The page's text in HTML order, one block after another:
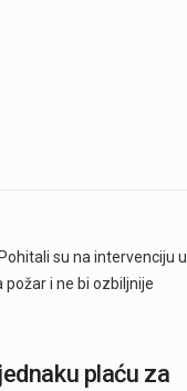
su na intervenciju u
i ne bi ozbiljnije
plaću za